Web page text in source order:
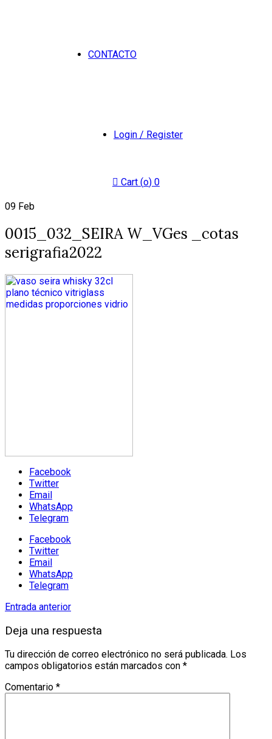
CONTACTO
Login / Register
Cart (o) 0
09 Feb
0015_032_SEIRA W_VGes _cotas
serigrafia2022
Facebook
Twitter
Email
WhatsApp
Telegram
Facebook
Twitter
Email
WhatsApp
Telegram
Entrada anterior
Deja una respuesta
Tu dirección de correo electrónico no será publicada. Los
campos obligatorios están marcados con *
Comentario *